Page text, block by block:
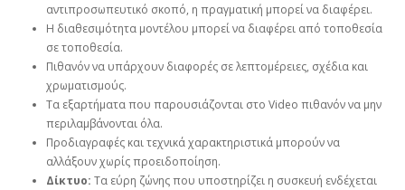
αντιπροσωπευτικό σκοπό, η πραγματική μπορεί να διαφέρει.
Η διαθεσιμότητα μοντέλου μπορεί να διαφέρει από τοποθεσία
σε τοποθεσία.
Πιθανόν να υπάρχουν διαφορές σε λεπτομέρειες, σχέδια και
χρωματισμούς.
Τα εξαρτήματα που παρουσιάζονται στο Video πιθανόν να μην
περιλαμβάνονται όλα.
Προδιαγραφές και τεχνικά χαρακτηριστικά μπορούν να
αλλάξουν χωρίς προειδοποίηση.
Δίκτυο: Τα εύρη ζώνης που υποστηρίζει η συσκευή ενδέχεται